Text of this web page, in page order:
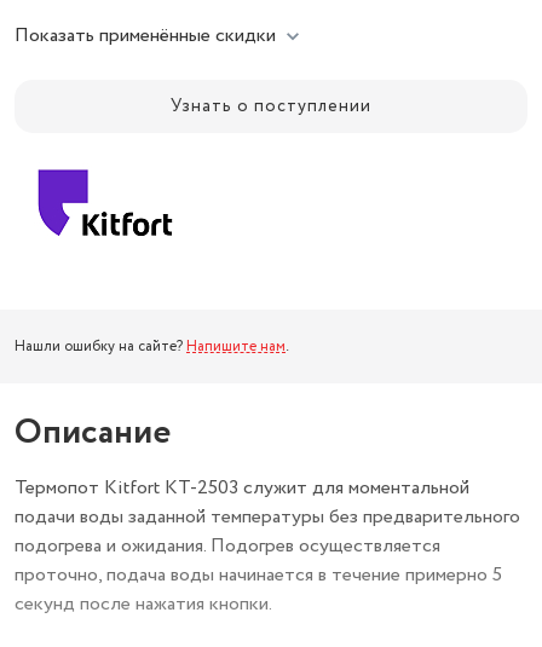
Показать применённые скидки
Узнать о поступлении
Нашли ошибку на сайте? Напишите нам.
Описание
Термопот Kitfort KT-2503 служит для моментальной
подачи воды заданной температуры без предварительного
подогрева и ожидания. Подогрев осуществляется
проточно, подача воды начинается в течение примерно 5
секунд после нажатия кнопки.